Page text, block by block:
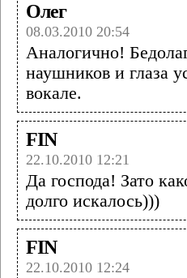
Олег
08.03.2010 20:54
Аналогично!
наушников и глаза
вокале.
FIN
22.10.2010 12:21
Да господа! Зато
долго искалось)))
FIN
22.10.2010 12:24